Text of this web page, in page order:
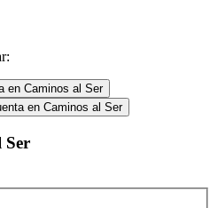
en Caminos al Ser
en Caminos al Ser
Ser